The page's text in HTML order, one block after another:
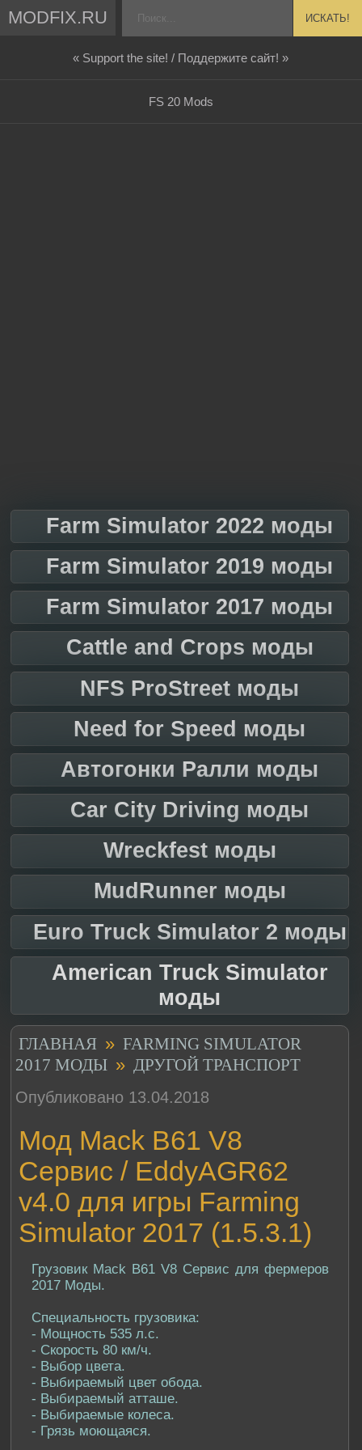
MODFIX.RU ИСКАТЬ!
« Support the site! / Поддержите сайт! »
FS 20 Mods
Farm Simulator 2022 моды
Farm Simulator 2019 моды
Farm Simulator 2017 моды
Cattle and Crops моды
NFS ProStreet моды
Need for Speed моды
Автогонки Ралли моды
Car City Driving моды
Wreckfest моды
MudRunner моды
Euro Truck Simulator 2 моды
American Truck Simulator
моды
ГЛАВНАЯ » FARMING SIMULATOR
2017 МОДЫ » ДРУГОЙ ТРАНСПОРТ
Опубликовано 13.04.2018
Мод Mack B61 V8
Сервис / EddyAGR62
v4.0 для игры Farming
Simulator 2017 (1.5.3.1)
Грузовик Mack B61 V8 Сервис для фермеров
2017 Моды.
Специальность грузовика:
- Мощность 535 л.с.
- Скорость 80 км/ч.
- Выбор цвета.
- Выбираемый цвет обода.
- Выбираемый атташе.
- Выбираемые колеса.
- Грязь моющаяся.